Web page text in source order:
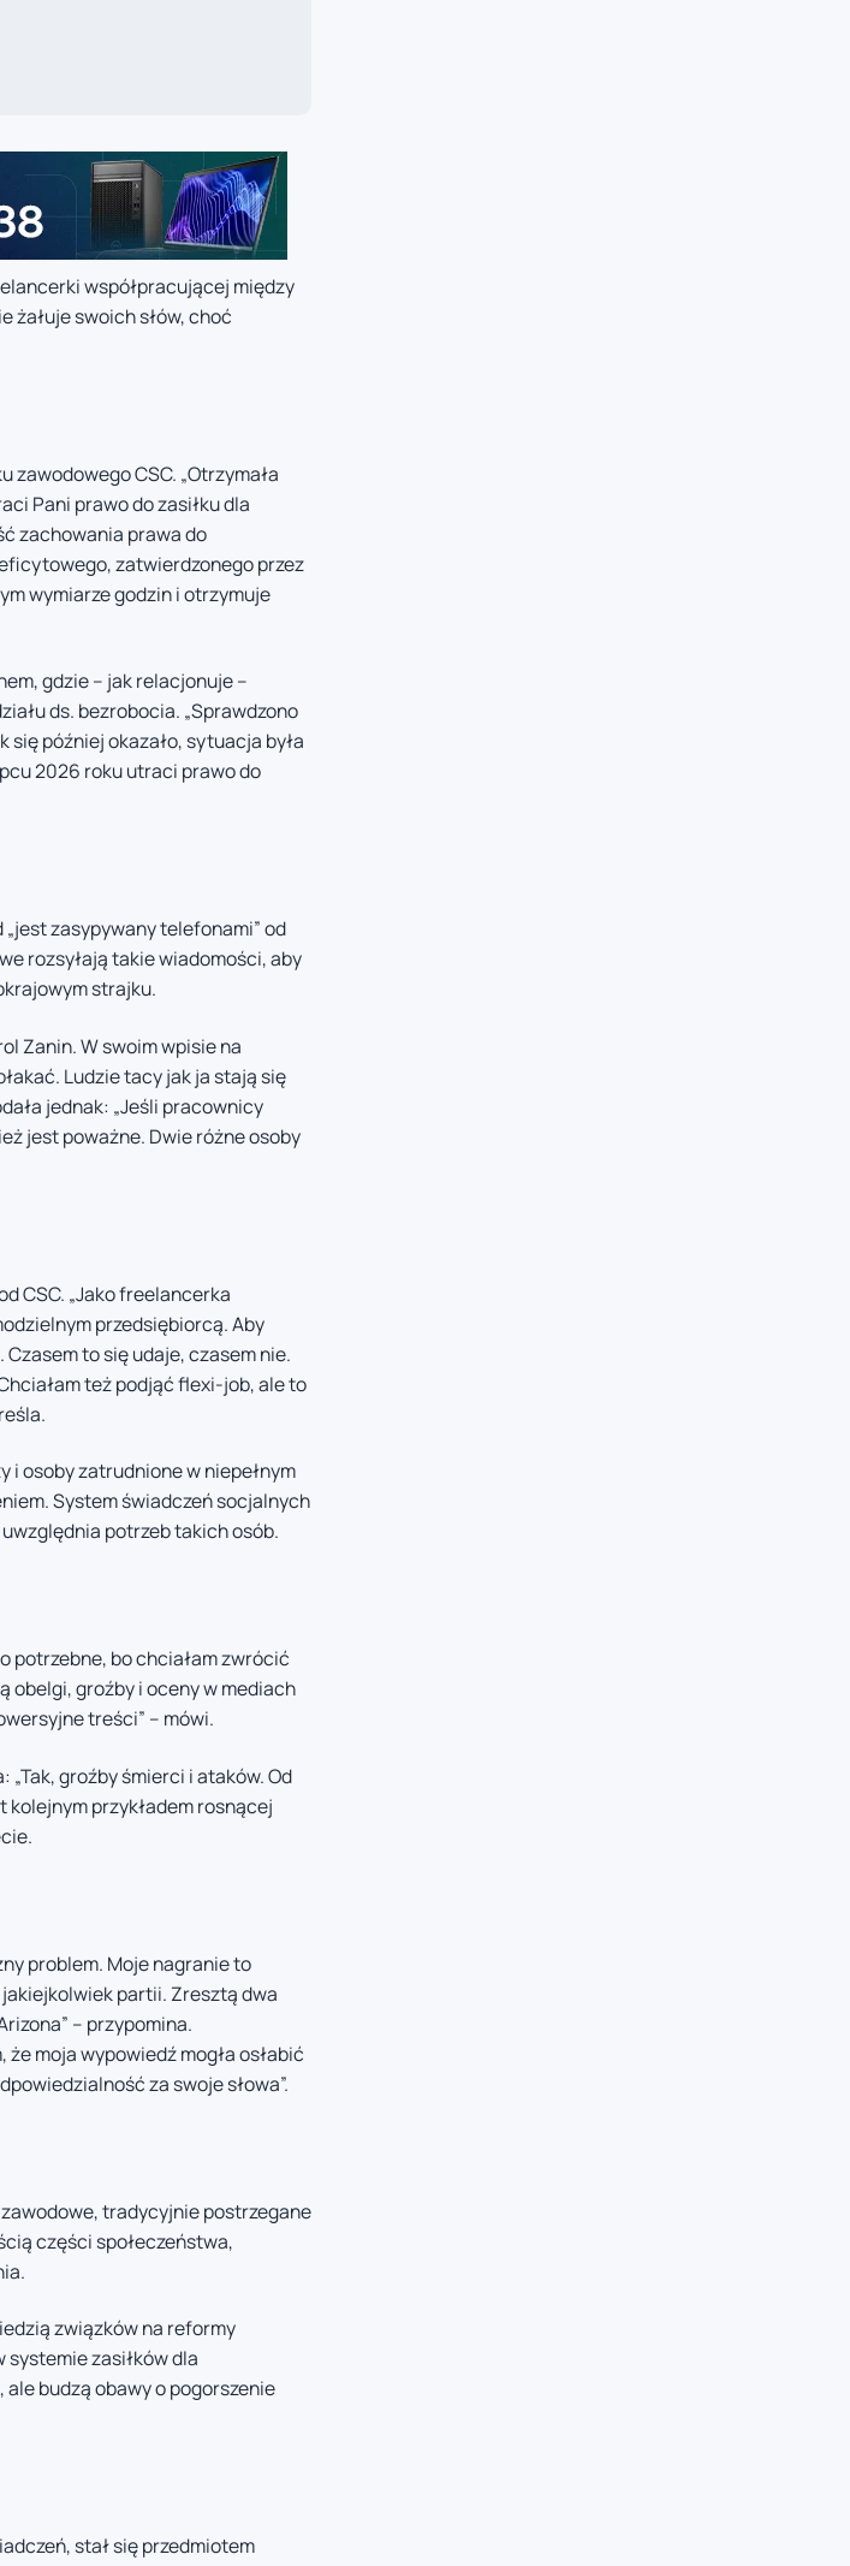
współpracującej między
żałuje swoich słów, choć
CSC. „Otrzymała
Pani prawo do zasiłku dla
zachowania prawa do
zatwierdzonego przez
wymiarze godzin i otrzymuje
gdzie – jak relacjonuje –
ds. bezrobocia. „Sprawdzono
się później okazało, sytuacja była
2026 roku utraci prawo do
zasypywany telefonami” od
rozsyłają takie wiadomości, aby
strajku.
Zanin. W swoim wpisie na
Ludzie tacy jak ja stają się
jednak: „Jeśli pracownicy
jest poważne. Dwie różne osoby
CSC. „Jako freelancerka
przedsiębiorcą. Aby
to się udaje, czasem nie.
też podjąć flexi-job, ale to
osoby zatrudnione w niepełnym
System świadczeń socjalnych
potrzeb takich osób.
potrzebne, bo chciałam zwrócić
obelgi, groźby i oceny w mediach
treści” – mówi.
groźby śmierci i ataków. Od
kolejnym przykładem rosnącej
problem. Moje nagranie to
partii. Zresztą dwa
– przypomina.
moja wypowiedź mogła osłabić
za swoje słowa”.
tradycyjnie postrzegane
części społeczeństwa,
związków na reformy
systemie zasiłków dla
budzą obawy o pogorszenie
stał się przedmiotem